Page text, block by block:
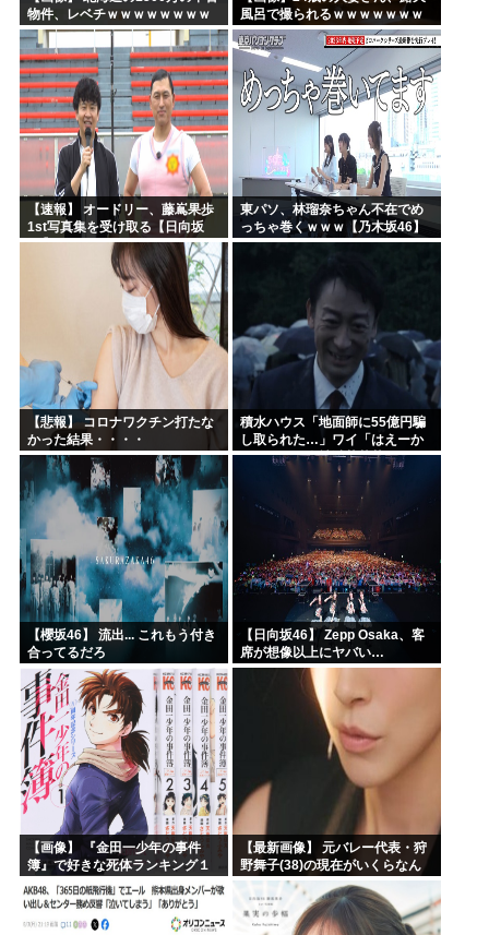
物件、レベチｗｗｗｗｗｗｗｗ
ｗｗｗｗｗｗｗｗｗｗｗｗ
風呂で撮られるｗｗｗｗｗｗｗ
ｗｗｗｗｗｗｗｗｗｗ
【速報】 オードリー、藤嶌果歩
1st写真集を受け取る【日向坂
46】
東パソ、林瑠奈ちゃん不在でめ
っちゃ巻くｗｗｗ【乃木坂46】
【悲報】 コロナワクチン打たな
かった結果・・・・
積水ハウス「地面師に55億円騙
し取られた…」ワイ「はえーか
わいそう…会社滅茶苦茶やろな
【櫻坂46】 流出... これもう付き
合ってるだろ
【日向坂46】 Zepp Osaka、客
席が想像以上にヤバい…
【画像】 『金田一少年の事件
簿』で好きな死体ランキング１
位がこちら！
【最新画像】 元バレー代表・狩
野舞子(38)の現在がいくらなん
でも即ハボすぎる！